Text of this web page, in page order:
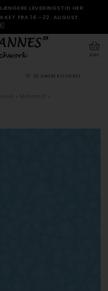
LEVERINGSTID HER
FRA 14.–22. AUGUST.
KURV
30 DAGES RETURRET